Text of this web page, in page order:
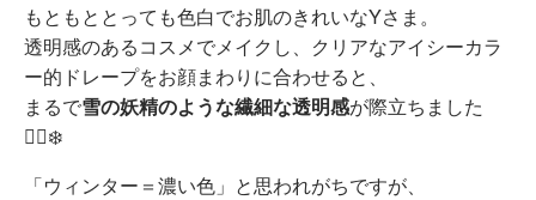
もともととっても色白でお肌のきれいなYさま。
透明感のあるコスメでメイクし、クリアなアイシーカラ
ー的ドレープをお顔まわりに合わせると、
まるで雪の妖精のような繊細な透明感が際立ちました
🧚‍♀️❄️
「ウィンター＝濃い色」と思われがちですが、